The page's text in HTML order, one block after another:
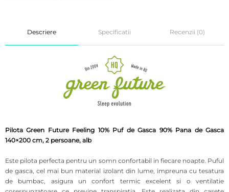
Descriere Specificatii Recenzii (0)
Pilota Green Future Feeling 10% Puf de Gasca 90% Pana de Gasca
140×200 cm, 2 persoane, alb
Este pilota perfecta pentru un somn confortabil in fiecare noapte. Puful
de gasca, cel mai bun material izolant din lume, impreuna cu tesatura
de bumbac, asigura un confort termic excelent si o ventilatie